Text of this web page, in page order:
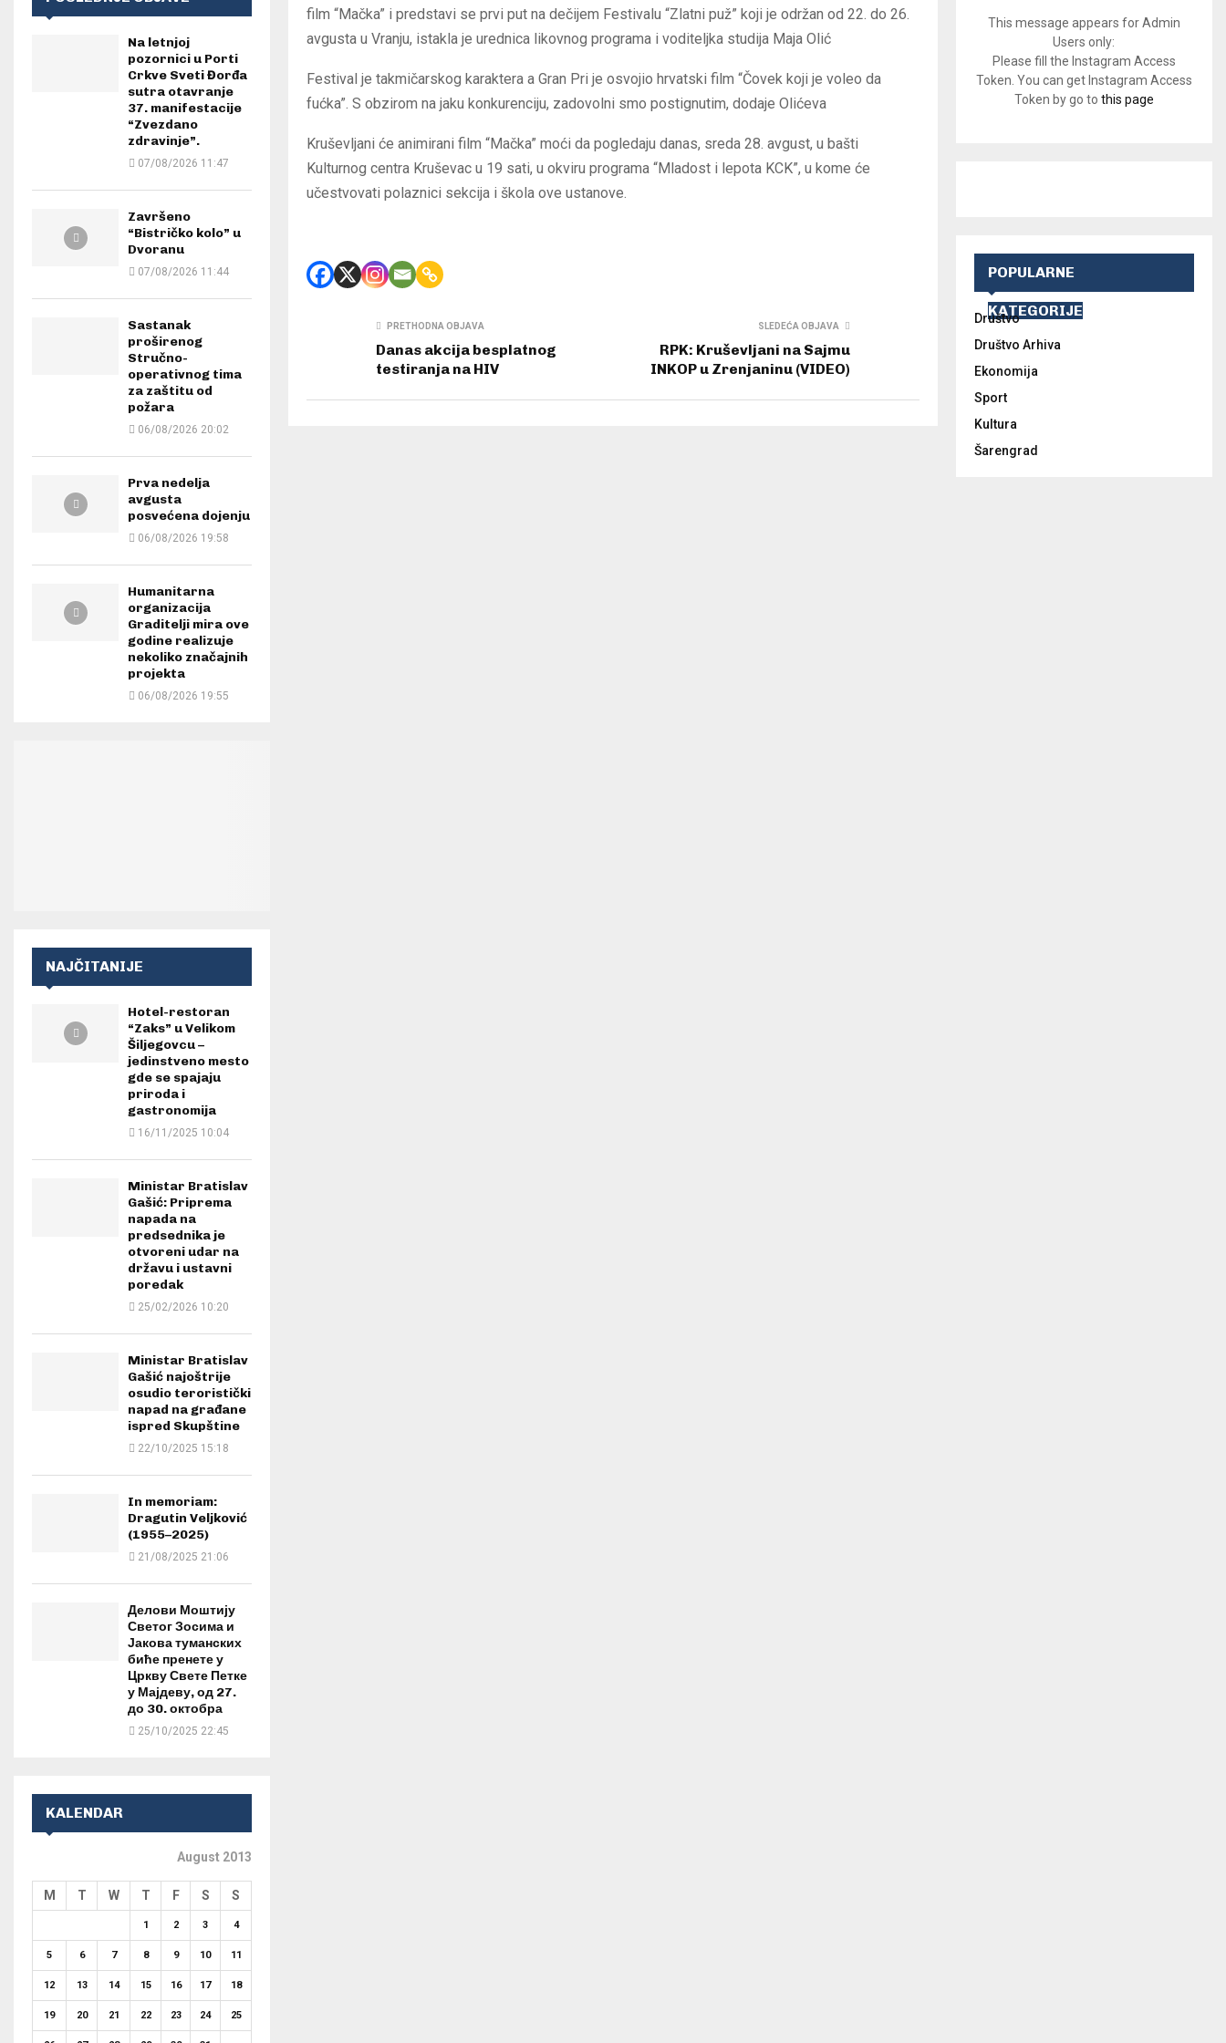
film “Mačka” i predstavi se prvi put na dečijem Festivalu “Zlatni puž” koji je održan od 22. do 26.
avgusta u Vranju, istakla je urednica likovnog programa i voditeljka studija Maja Olić
Festival je takmičarskog karaktera a Gran Pri je osvojio hrvatski film “Čovek koji je voleo da
fućka”. S obzirom na jaku konkurenciju, zadovolni smo postignutim, dodaje Olićeva
Kruševljani će animirani film “Mačka” moći da pogledaju danas, sreda 28. avgust, u bašti
Kulturnog centra Kruševac u 19 sati, u okviru programa “Mladost i lepota KCK”, u kome će
učestvovati polaznici sekcija i škola ove ustanove.
PRETHODNA OBJAVA
Danas akcija besplatnog
testiranja na HIV
SLEDEĆA OBJAVA
RPK: Kruševljani na Sajmu
INKOP u Zrenjaninu (VIDEO)
Na letnjoj
pozornici u Porti
Crkve Sveti Đorđa
sutra otavranje
37. manifestacije
“Zvezdano
zdravinje”.
07/08/2026 11:47
Završeno
“Bistričko kolo” u
Dvoranu
07/08/2026 11:44
Sastanak
proširenog
Stručno-
operativnog tima
za zaštitu od
požara
06/08/2026 20:02
Prva nedelja
avgusta
posvećena dojenju
06/08/2026 19:58
Humanitarna
organizacija
Graditelji mira ove
godine realizuje
nekoliko značajnih
projekta
06/08/2026 19:55
NAJČITANIJE
Hotel-restoran
“Zaks” u Velikom
Šiljegovcu –
jedinstveno mesto
gde se spajaju
priroda i
gastronomija
16/11/2025 10:04
Ministar Bratislav
Gašić: Priprema
napada na
predsednika je
otvoreni udar na
državu i ustavni
poredak
25/02/2026 10:20
Ministar Bratislav
Gašić najoštrije
osudio teroristički
napad na građane
ispred Skupštine
22/10/2025 15:18
In memoriam:
Dragutin Veljković
(1955–2025)
21/08/2025 21:06
Делови Моштију
Светог Зосима и
Јакова туманских
биће пренете у
Цркву Свете Петке
у Мајдеву, од 27.
до 30. октобра
25/10/2025 22:45
KALENDAR
August 2013
M T W T F S S
1 2 3 4
5 6 7 8 9 10 11
12 13 14 15 16 17 18
19 20 21 22 23 24 25
This message appears for Admin
Users only:
Please fill the Instagram Access
Token. You can get Instagram Access
Token by go to this page
POPULARNE
KATEGORIJE
Društvo
Društvo Arhiva
Ekonomija
Sport
Kultura
Šarengrad